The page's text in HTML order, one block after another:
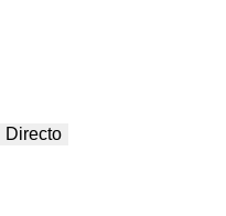
Directo